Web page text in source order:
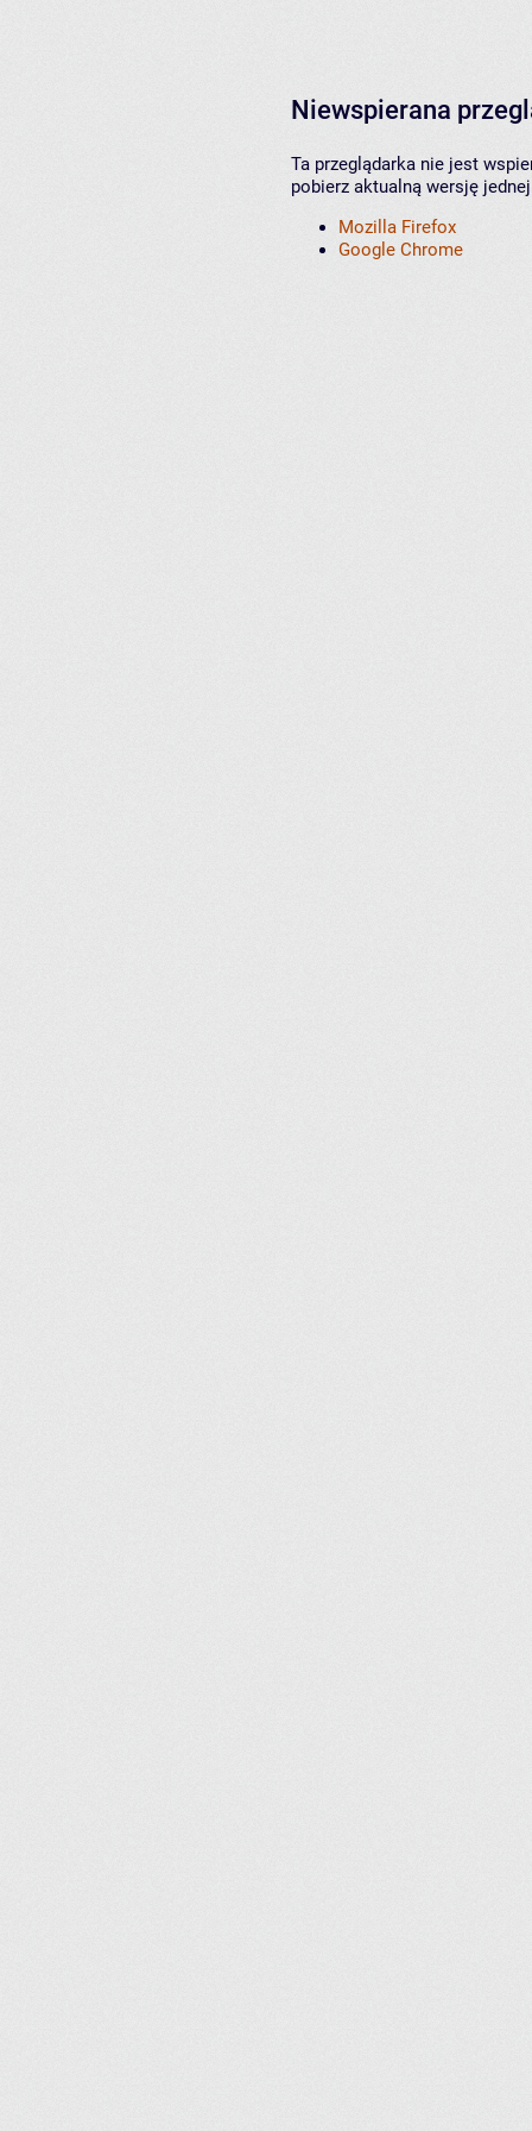
Niewspierana
Ta przeglądarka nie jest
pobierz aktualną wersję
Mozilla Firefox
Google Chrome